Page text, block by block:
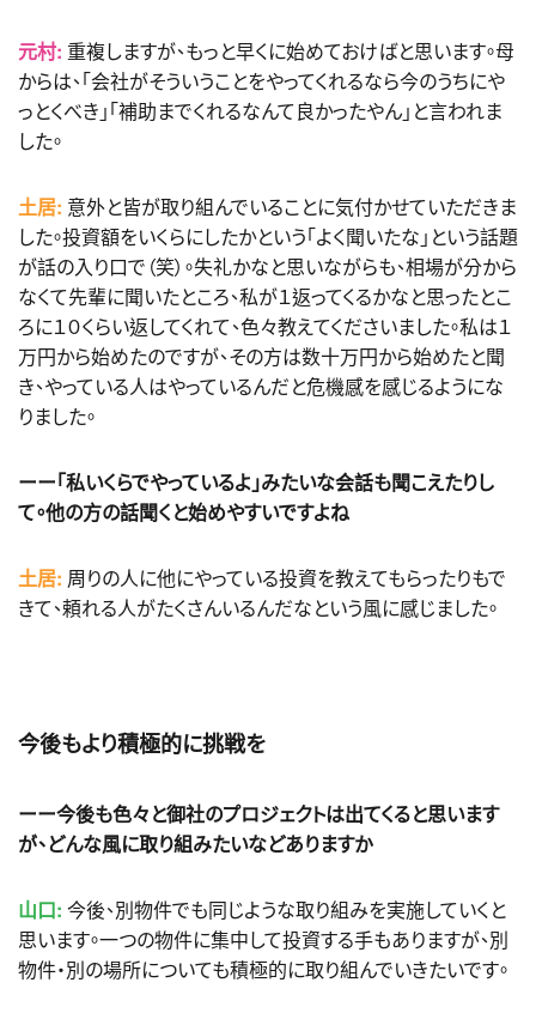
元村: 重複しますが、もっと早くに始めておけばと思います。母
からは、「会社がそういうことをやってくれるなら今のうちにや
っとくべき」「補助までくれるなんて良かったやん」と言われま
した。
土居: 意外と皆が取り組んでいることに気付かせていただきま
した。投資額をいくらにしたかという「よく聞いたな」という話題
が話の入り口で（笑）。失礼かなと思いながらも、相場が分から
なくて先輩に聞いたところ、私が１返ってくるかなと思ったとこ
ろに１０くらい返してくれて、色々教えてくださいました。私は１
万円から始めたのですが、その方は数十万円から始めたと聞
き、やっている人はやっているんだと危機感を感じるようにな
りました。
ーー「私いくらでやっているよ」みたいな会話も聞こえたりし
て。他の方の話聞くと始めやすいですよね
土居: 周りの人に他にやっている投資を教えてもらったりもで
きて、頼れる人がたくさんいるんだなという風に感じました。
今後もより積極的に挑戦を
ーー今後も色々と御社のプロジェクトは出てくると思います
が、どんな風に取り組みたいなどありますか
山口: 今後、別物件でも同じような取り組みを実施していくと
思います。一つの物件に集中して投資する手もありますが、別
物件・別の場所についても積極的に取り組んでいきたいです。